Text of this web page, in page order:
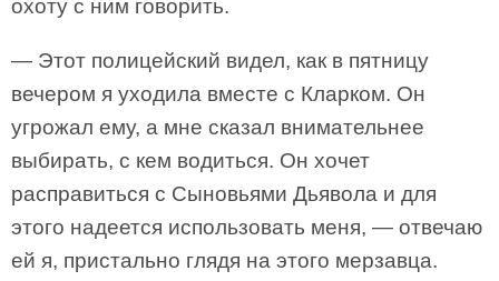
охоту с ним говорить.
— Этот полицейский видел, как в пятницу
вечером я уходила вместе с Кларком. Он
угрожал ему, а мне сказал внимательнее
выбирать, с кем водиться. Он хочет
расправиться с Сыновьями Дьявола и для
этого надеется использовать меня, — отвечаю
ей я, пристально глядя на этого мерзавца.